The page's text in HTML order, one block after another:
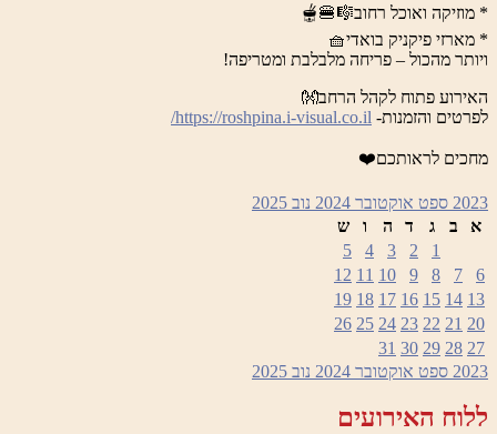
* מוזיקה ואוכל רחוב🎼🍔🫕
* מארזי פיקניק בואדי🧺
ויותר מהכול – פריחה מלבלבת ומטריפה!
האירוע פתוח לקהל הרחב👐
לפרטים והזמנות- https://roshpina.i-visual.co.il/
מחכים לראותכם❤️
2023 ספט אוקטובר 2024 נוב 2025
א
ב ג ד ה ו
ש
1
2
3
4
5
6
7
8
9
10
11
12
13
14
15
16
17
18
19
20
21
22
23
24
25
26
27
28
29
30
31
2023 ספט אוקטובר 2024 נוב 2025
ללוח האירועים